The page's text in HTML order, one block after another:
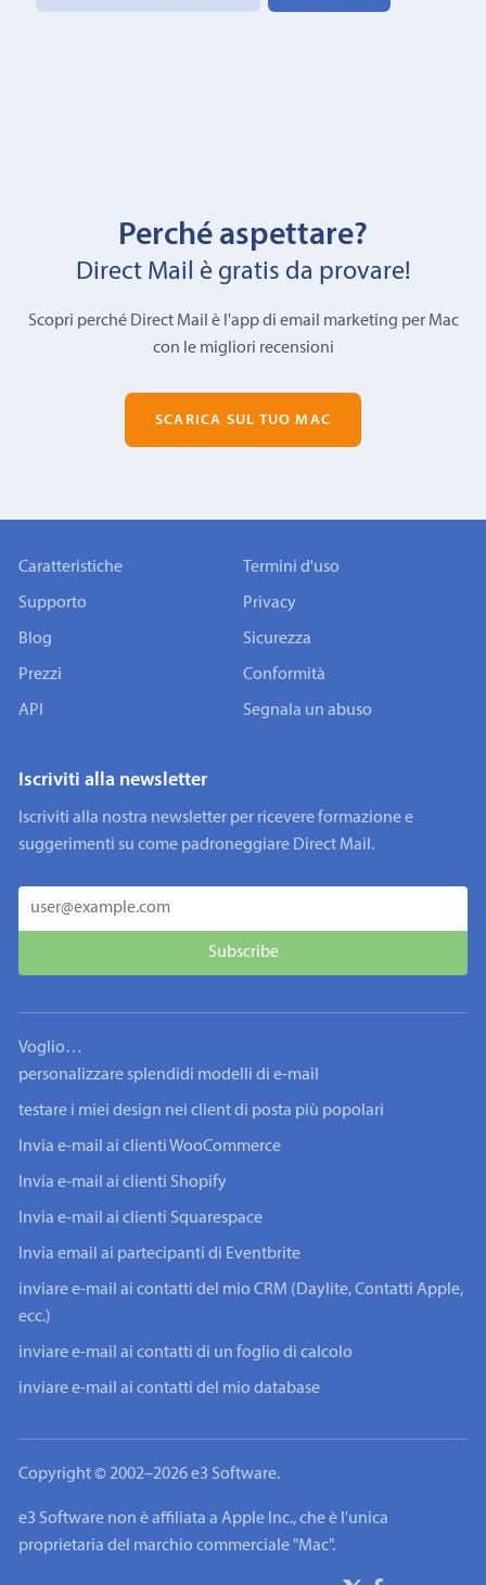
Perché aspettare?
Direct Mail è gratis da provare!
Scopri perché Direct Mail è l'app di email marketing per Mac
con le migliori recensioni
SCARICA SUL TUO MAC
Caratteristiche
Supporto
Blog
Prezzi
API
Termini d'uso
Privacy
Sicurezza
Conformità
Segnala un abuso
Iscriviti alla newsletter
Iscriviti alla nostra newsletter per ricevere formazione e
suggerimenti su come padroneggiare Direct Mail.
Voglio…
personalizzare splendidi modelli di e-mail
testare i miei design nei client di posta più popolari
Invia e-mail ai clienti WooCommerce
Invia e-mail ai clienti Shopify
Invia e-mail ai clienti Squarespace
Invia email ai partecipanti di Eventbrite
inviare e-mail ai contatti del mio CRM (Daylite, Contatti Apple,
ecc.)
inviare e-mail ai contatti di un foglio di calcolo
inviare e-mail ai contatti del mio database
Copyright © 2002–2026 e3 Software.
e3 Software non è affiliata a Apple Inc., che è l'unica
proprietaria del marchio commerciale "Mac".